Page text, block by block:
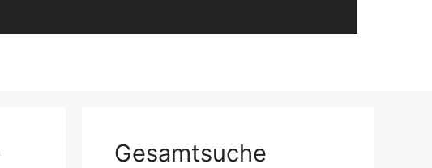
Gesamtsuche